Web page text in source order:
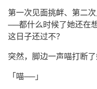
第一次见面挑衅、第二
──都什么时候了她还在
这日子还过不？
突然，脚边一声喵打断了
「喵──」